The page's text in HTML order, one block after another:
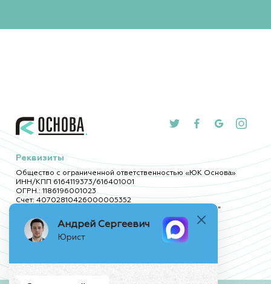
Реквизиты
Общество с ограниченной ответственностью «ЮК Основа»
ИНН/КПП 6164119373/616401001
ОГРН.: 1186196001023
Счет: 40702810426000005352
Реквизиты ФИЛИАЛ "РОСТОВСКИЙ" АО "АЛЬФА-БАНК"
БИК: 046015207
К/с: 30101810500000000207
Андрей Сергеевич
Юрист